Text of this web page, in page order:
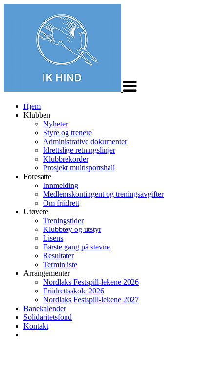
Hjem
Klubben
Nyheter
Styre og trenere
Administrative dokumenter
Idrettslige retningslinjer
Klubbrekorder
Prosjekt multisportshall
Foresatte
Innmelding
Medlemskontingent og treningsavgifter
Om friidrett
Utøvere
Treningstider
Klubbtøy og utstyr
Lisens
Første gang på stevne
Resultater
Terminliste
Arrangementer
Nordlaks Festspill-lekene 2026
Friidrettsskole 2026
Nordlaks Festspill-lekene 2027
Banekalender
Solidaritetsfond
Kontakt